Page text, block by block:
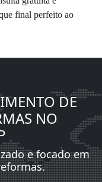
final perfeito ao
DE
NO
e focado em